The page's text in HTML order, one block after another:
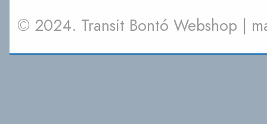
© 2024. Transit Bontó Webshop |